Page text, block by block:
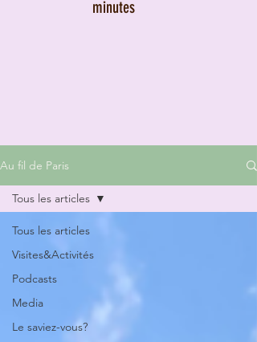
minutes
Au fil de Paris
Tous les articles
Visites&Activités
Podcasts
Media
Le saviez-vous?
Tous les articles